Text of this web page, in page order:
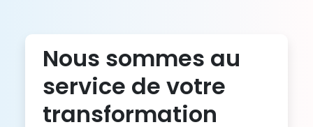
Nous sommes au
service de votre
transformation